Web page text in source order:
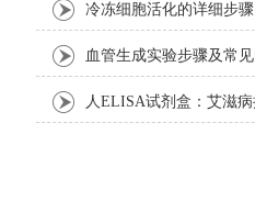
冷冻细胞活化的详细步骤